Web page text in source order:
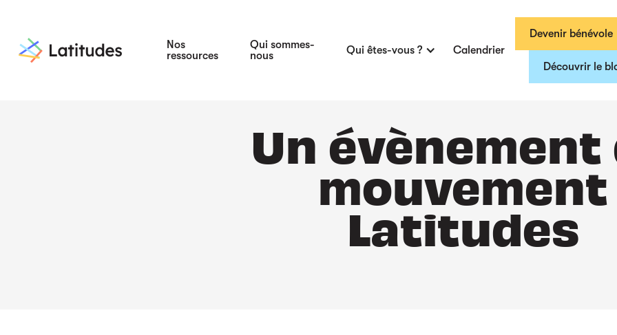
Nos
ressources
Qui sommes-
nous
Qui êtes-vous ? Calendrier
Devenir bénévole
Découvrir le
Un évènement
mouvement
Latitudes